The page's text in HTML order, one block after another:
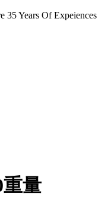
35 Years Of Expeiences
重量